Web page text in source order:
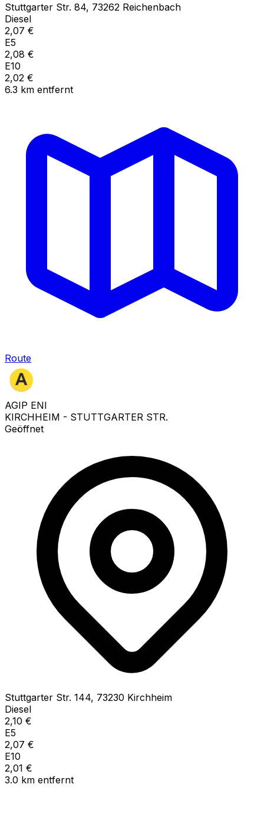
Stuttgarter Str. 84, 73262 Reichenbach
Diesel
2,07 €
E5
2,08 €
E10
2,02 €
6.3 km entfernt
Route
AGIP ENI
KIRCHHEIM - STUTTGARTER STR.
Geöffnet
Stuttgarter Str. 144, 73230 Kirchheim
Diesel
2,10 €
E5
2,07 €
E10
2,01 €
3.0 km entfernt